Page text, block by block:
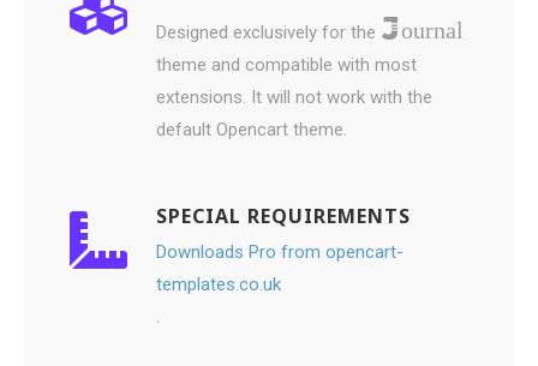
Designed exclusively for the ournal
theme and compatible with most
extensions. It will not work with the
default Opencart theme.
SPECIAL REQUIREMENTS
Downloads Pro from opencart-
templates.co.uk
.